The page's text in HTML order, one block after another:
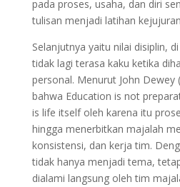
pada proses, usaha, dan diri
tulisan menjadi latihan
Selanjutnya yaitu nilai disiplin,
tidak lagi terasa kaku ketika
personal. Menurut John Dewey
bahwa Education is not
is life itself oleh karena itu
hingga menerbitkan majalah
konsistensi, dan kerja tim.
tidak hanya menjadi tema,
dialami langsung oleh tim